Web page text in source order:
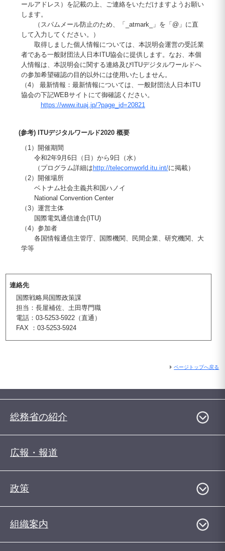
ールアドレス）を記載の上、ご連絡をいただけますようお願い
します。
（スパムメール防止のため、「_atmark_」を「@」に直
して入力してください。）
取得しました個人情報については、本説明会運営の受託業
者である一般財団法人日本ITU協会に提供します。なお、本個
人情報は、本説明会に関する連絡及びITUデジタルワールドへ
の参加希望確認の目的以外には使用いたしません。
（4） 最新情報：最新情報については、一般財団法人日本ITU
協会の下記WEBサイトにて御確認ください。
https://www.ituaj.jp/?page_id=20821
(参考) ITUデジタルワールド2020 概要
（1）開催期間
令和2年9月6日（日）から9日（水）
（プログラム詳細は http://telecomworld.itu.int/に掲載）
（2）開催場所
ベトナム社会主義共和国ハノイ
National Convention Center
（3）運営主体
国際電気通信連合(ITU)
（4）参加者
各国情報通信主管庁、国際機関、民間企業、研究機関、大
学等
連絡先
国際戦略局国際政策課
担当：長屋補佐、土田専門職
電話：03-5253-5922（直通）
FAX ：03-5253-5924
ページトップへ戻る
総務省の紹介
広報・報道
政策
組織案内